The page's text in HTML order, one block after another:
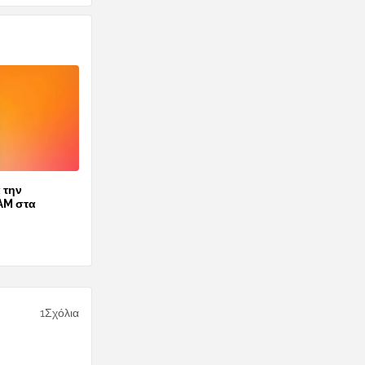
την
στα
1Σχόλια